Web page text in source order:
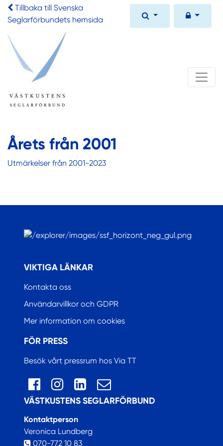
Tillbaka till Svenska
Seglarförbundets hemsida
Årets från 2001
Utmärkelser från 2001-2023
VIKTIGA LÄNKAR
Kontakta oss
Användarvillkor och GDPR
Mer information om cookies
FÖR PRESS
Besök vårt pressrum hos Via TT
VÄSTKUSTENS SEGLARFÖRBUND
Kontaktperson
Veronica Lundberg
070-772 10 83